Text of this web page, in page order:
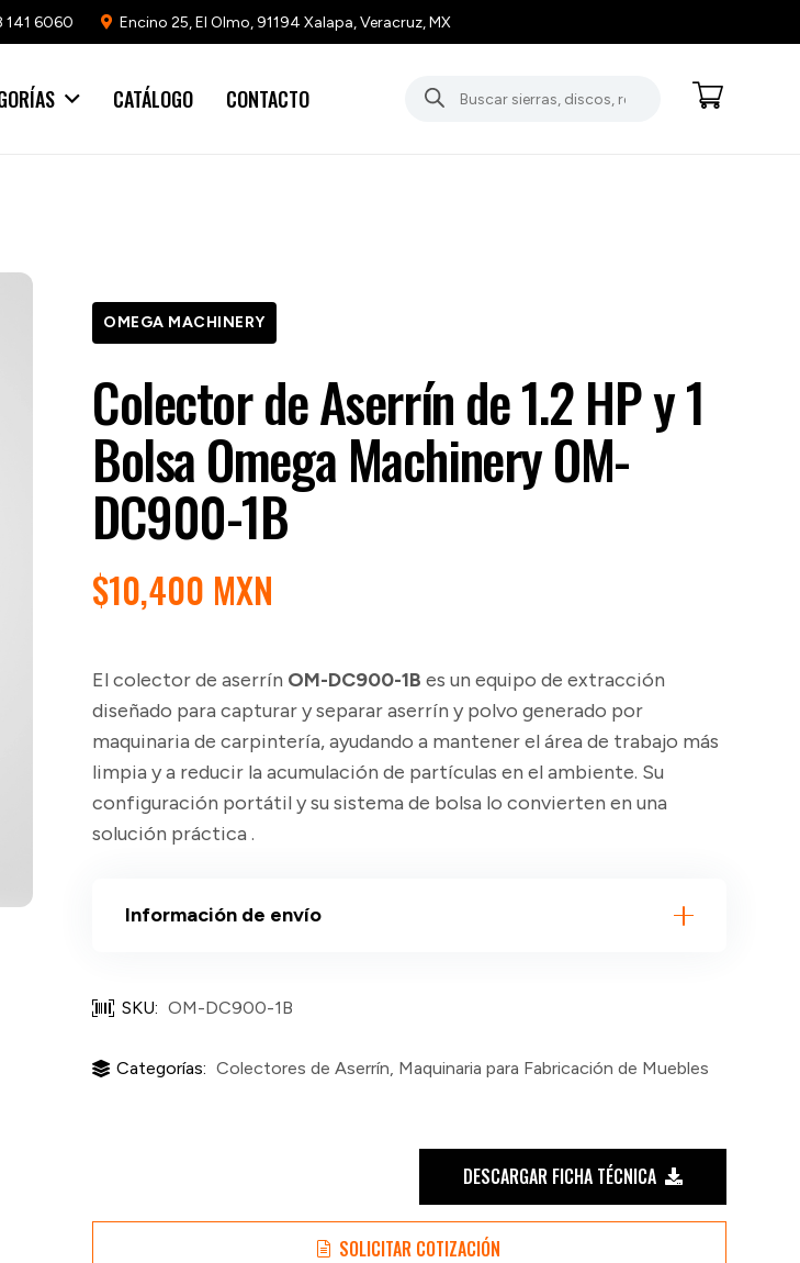
141 6060 Encino 25, El Olmo, 91194 Xalapa, Veracruz, MX
CATÁLOGO CONTACTO
Búsqueda
de
OMEGA MACHINERY
Colector de Aserrín de 1.2 HP y 1
Bolsa Omega Machinery OM-
DC900-1B
$10,400 MXN
El colector de aserrín OM-DC900-1B es un equipo de extracción
diseñado para capturar y separar aserrín y polvo generado por
maquinaria de carpintería, ayudando a mantener el área de trabajo más
limpia y a reducir la acumulación de partículas en el ambiente. Su
configuración portátil y su sistema de bolsa lo convierten en una
solución práctica .
Información de envío
SKU: OM-DC900-1B
Categorías: Colectores de Aserrín, Maquinaria para Fabricación de Muebles
DESCARGAR FICHA TÉCNICA
SOLICITAR COTIZACIÓN